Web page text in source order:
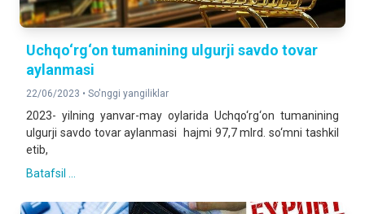
Uchqo‘rg‘on tumanining ulgurji savdo tovar
aylanmasi
22/06/2023 • So'nggi yangiliklar
2023- yilning yanvar-may oylarida Uchqo‘rg‘on tumanining
ulgurji savdo tovar aylanmasi hajmi 97,7 mlrd. so‘mni tashkil
etib,
Batafsil ...